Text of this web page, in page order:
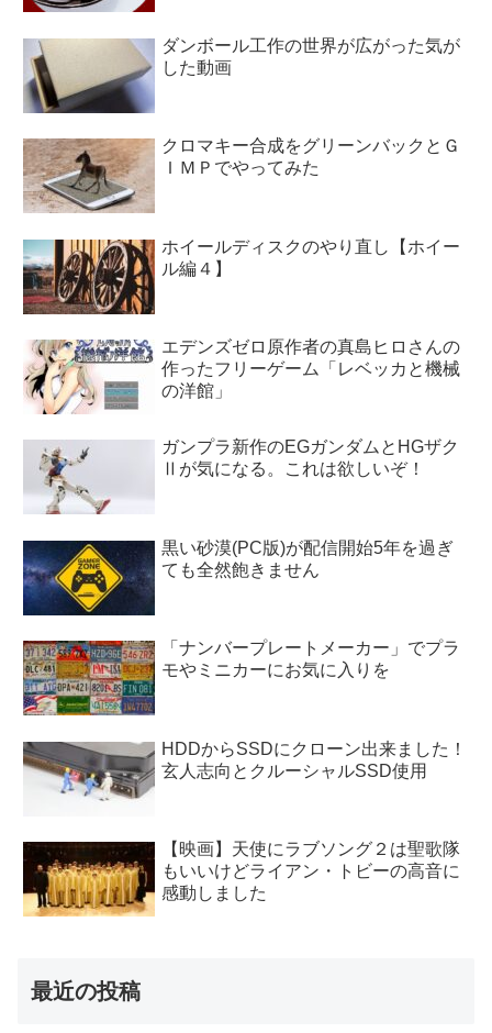
ダンボール工作の世界が広がった気が
した動画
クロマキー合成をグリーンバックとＧ
ＩＭＰでやってみた
ホイールディスクのやり直し【ホイー
ル編４】
エデンズゼロ原作者の真島ヒロさんの
作ったフリーゲーム「レベッカと機械
の洋館」
ガンプラ新作のEGガンダムとHGザク
Ⅱが気になる。これは欲しいぞ！
黒い砂漠(PC版)が配信開始5年を過ぎ
ても全然飽きません
「ナンバープレートメーカー」でプラ
モやミニカーにお気に入りを
HDDからSSDにクローン出来ました！
玄人志向とクルーシャルSSD使用
【映画】天使にラブソング２は聖歌隊
もいいけどライアン・トビーの高音に
感動しました
最近の投稿